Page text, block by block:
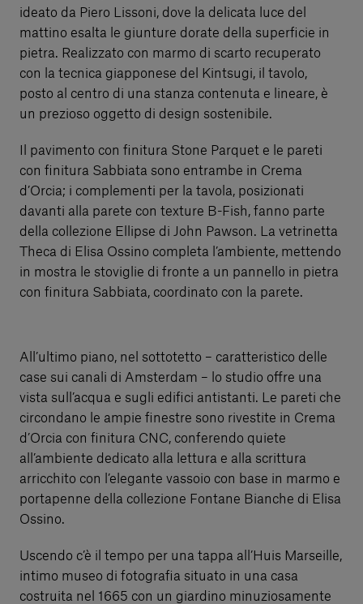
ideato da Piero Lissoni, dove la delicata luce del
mattino esalta le giunture dorate della superficie in
pietra. Realizzato con marmo di scarto recuperato
con la tecnica giapponese del Kintsugi, il tavolo,
posto al centro di una stanza contenuta e lineare, è
un prezioso oggetto di design sostenibile.
Il pavimento con finitura Stone Parquet e le pareti
con finitura Sabbiata sono entrambe in Crema
d’Orcia; i complementi per la tavola, posizionati
davanti alla parete con texture B-Fish, fanno parte
della collezione Ellipse di John Pawson. La vetrinetta
Theca di Elisa Ossino completa l’ambiente, mettendo
in mostra le stoviglie di fronte a un pannello in pietra
con finitura Sabbiata, coordinato con la parete.
All’ultimo piano, nel sottotetto – caratteristico delle
case sui canali di Amsterdam – lo studio offre una
vista sull’acqua e sugli edifici antistanti. Le pareti che
circondano le ampie finestre sono rivestite in Crema
d’Orcia con finitura CNC, conferendo quiete
all’ambiente dedicato alla lettura e alla scrittura
arricchito con l’elegante vassoio con base in marmo e
portapenne della collezione Fontane Bianche di Elisa
Ossino.
Uscendo c’è il tempo per una tappa all’Huis Marseille,
intimo museo di fotografia situato in una casa
costruita nel 1665 con un giardino minuziosamente